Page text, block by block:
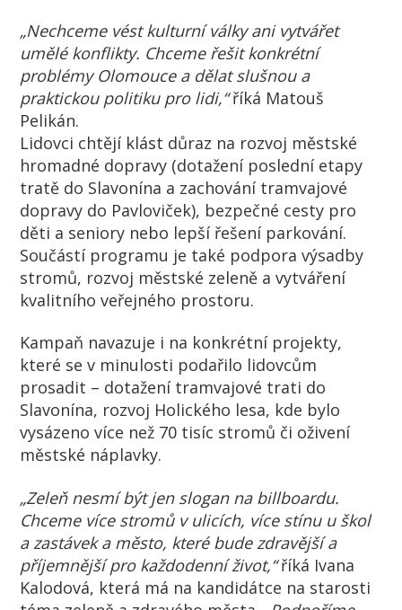
„Nechceme vést kulturní války ani vytvářet
umělé konflikty. Chceme řešit konkrétní
problémy Olomouce a dělat slušnou a
praktickou politiku pro lidi,“říká Matouš
Pelikán.
Lidovci chtějí klást důraz na rozvoj městské
hromadné dopravy (dotažení poslední etapy
tratě do Slavonína a zachování tramvajové
dopravy do Pavloviček), bezpečné cesty pro
děti a seniory nebo lepší řešení parkování.
Součástí programu je také podpora výsadby
stromů, rozvoj městské zeleně a vytváření
kvalitního veřejného prostoru.
Kampaň navazuje i na konkrétní projekty,
které se v minulosti podařilo lidovcům
prosadit – dotažení tramvajové trati do
Slavonína, rozvoj Holického lesa, kde bylo
vysázeno více než 70 tisíc stromů či oživení
městské náplavky.
„Zeleň nesmí být jen slogan na billboardu.
Chceme více stromů v ulicích, více stínu u škol
a zastávek a město, které bude zdravější a
příjemnější pro každodenní život,“říká Ivana
Kalodová, která má na kandidátce na starosti